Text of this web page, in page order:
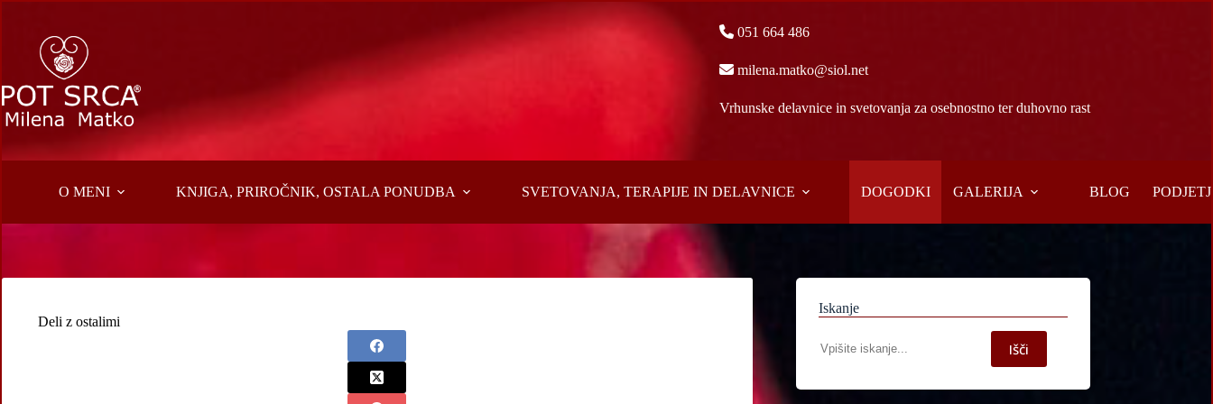
content
051 664 486
milena.matko@siol.net
Vrhunske delavnice in svetovanja za osebnostno ter duhovno rast
O MENI KNJIGA, PRIROČNIK, OSTALA PONUDBA SVETOVANJA, TERAPIJE IN DELAVNICE DOGODKI GALERIJA BLOG
Deli z ostalimi
Iskanje
po
Išči